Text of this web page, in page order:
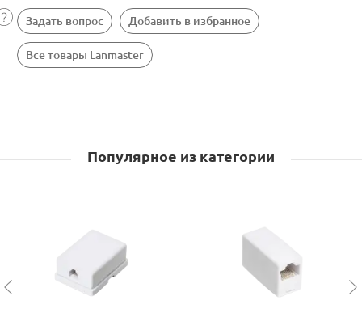
Задать вопрос Добавить в избранное
Все товары Lanmaster
Популярное из категории